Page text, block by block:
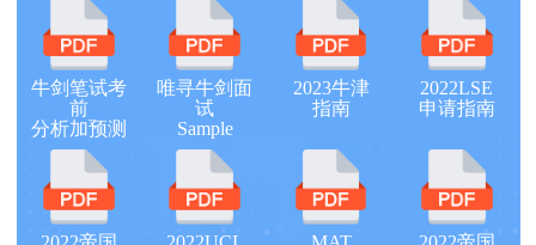
牛剑笔试考
前
分析加预测
唯寻牛剑面
试
Sample
2023牛津
指南
2022LSE
申请指南